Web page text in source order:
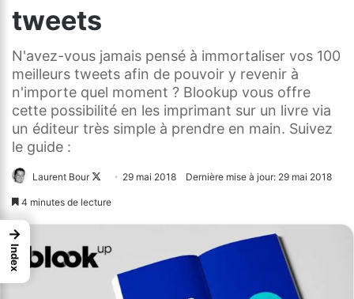
tweets
N'avez-vous jamais pensé à immortaliser vos 100
meilleurs tweets afin de pouvoir y revenir à
n'importe quel moment ? Blookup vous offre
cette possibilité en les imprimant sur un livre via
un éditeur très simple à prendre en main. Suivez
le guide :
Laurent Bour
Follow29 mai 2018 Dernière mise à jour: 29 mai 2018
4 minutes de lecture
→
Index